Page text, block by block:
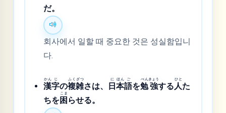
だ。
회사에서 일할 때 중요한 것은 성실함입니
다.
漢
かん
字
じ
の複
ふく
雑
ざつ
さは、 日
に
本
ほん
語
ご
を勉
べん
強
きょう
する人
ひと
た
ちを困
こま
らせる。